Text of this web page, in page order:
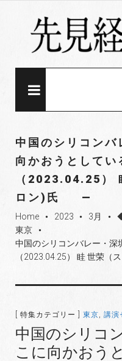
中国のシリコンバ
向かおうとしてい
（2023.04.25）
ロン)氏
Home fiber_manual_record 2023 fiber_manual_record 3月 fiber_manual_record
東京 fiber_manual_record
中国のシリコンバレー・深
（2023.04.25） 眭 世荣（
[ 特集カテゴリー ] 東京 講演
中国のシリコ
こに向かおう